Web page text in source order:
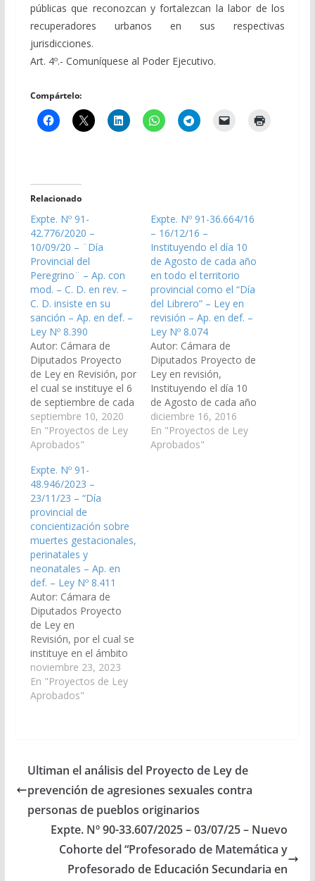
públicas que reconozcan y fortalezcan la labor de los
recuperadores urbanos en sus respectivas
jurisdicciones.
Art. 4º.- Comuníquese al Poder Ejecutivo.
Compártelo:
Relacionado
Expte. Nº 91-
42.776/2020 –
10/09/20 – ¨Día
Provincial del
Peregrino¨ – Ap. con
mod. – C. D. en rev. –
C. D. insiste en su
sanción – Ap. en def. –
Ley Nº 8.390
Autor: Cámara de
Diputados Proyecto
de Ley en Revisión, por
el cual se instituye el 6
de septiembre de cada
año, como “Día
Provincial del
Peregrino”, en
realizan esta práctica
cultural y religiosa
relacionada con los
cultos centenarios al
Señor y a la Virgen del
Milagro. (Expte. Nº…
septiembre 10, 2020
En "Proyectos de Ley
Aprobados"
Expte. Nº 91-36.664/16
– 16/12/16 –
Instituyendo el día 10
de Agosto de cada año
en todo el territorio
provincial como el “Día
del Librero” – Ley en
revisión – Ap. en def. –
Ley Nº 8.074
Autor: Cámara de
Diputados Proyecto de
Ley en revisión,
Instituyendo el día 10
de Agosto de cada año
en todo el territorio
provincial como el “Día
del Librero”, en
diciembre 16, 2016
En "Proyectos de Ley
Aprobados"
Expte. Nº 91-
48.946/2023 –
23/11/23 – “Día
provincial de
concientización sobre
muertes gestacionales,
perinatales y
neonatales – Ap. en
def. – Ley Nº 8.411
Autor: Cámara de
Diputados Proyecto
de Ley en
Revisión, por el cual se
instituye en el ámbito
de la provincia de
Salta, el 15 de octubre
cada año como el “Día
neonatales”. (Expte. N°
Comisión de Salud
Pública y Seguridad
Social). Aprobado en…
noviembre 23, 2023
En "Proyectos de Ley
Aprobados"
Ultiman el análisis del Proyecto de Ley de
prevención de agresiones sexuales contra
personas de pueblos originarios
Expte. Nº 90-33.607/2025 – 03/07/25 – Nuevo
Cohorte del “Profesorado de Matemática y
Profesorado de Educación Secundaria en